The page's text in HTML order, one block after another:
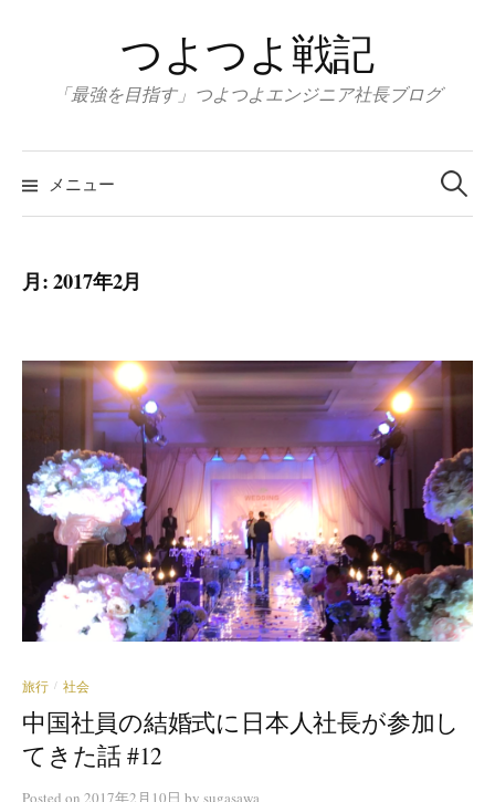
ス
キ
プ
つよつよ戦記
「最強を目指す」つよつよエンジニア社長ブログ
メニュー
検
索:
月:2017年2月
旅行 / 社会
中国社員の結婚式に日本人社長が参加し
てきた話 #12
Posted on 2017年2月10日 by sugasawa